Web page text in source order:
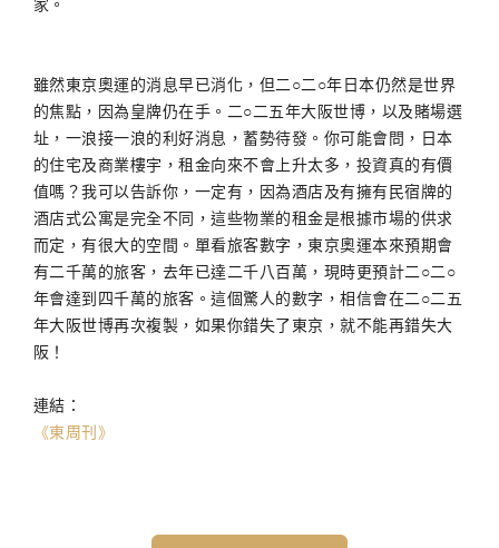
家。
雖然東京奧運的消息早已消化，但二○二○年日本仍然是世界
的焦點，因為皇牌仍在手。二○二五年大阪世博，以及賭場選
址，一浪接一浪的利好消息，蓄勢待發。你可能會問，日本
的住宅及商業樓宇，租金向來不會上升太多，投資真的有價
值嗎？我可以告訴你，一定有，因為酒店及有擁有民宿牌的
酒店式公寓是完全不同，這些物業的租金是根據市場的供求
而定，有很大的空間。單看旅客數字，東京奧運本來預期會
有二千萬的旅客，去年已達二千八百萬，現時更預計二○二○
年會達到四千萬的旅客。這個驚人的數字，相信會在二○二五
年大阪世博再次複製，如果你錯失了東京，就不能再錯失大
阪！
連結：
《東周刊》